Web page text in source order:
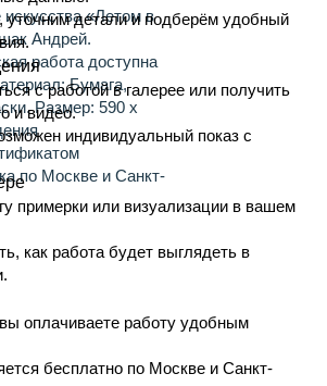
«Летом в
Андрей.
работа доступна
Бумага,
Размер: 590 х
по Москве и Санкт-
детали и подберём удобный
с работой в галерее или получить
и видео.
индивидуальный показ с
примерки или визуализации в вашем
как работа будет выглядеть в
оплачиваете работу удобным
бесплатно по Москве и Санкт-